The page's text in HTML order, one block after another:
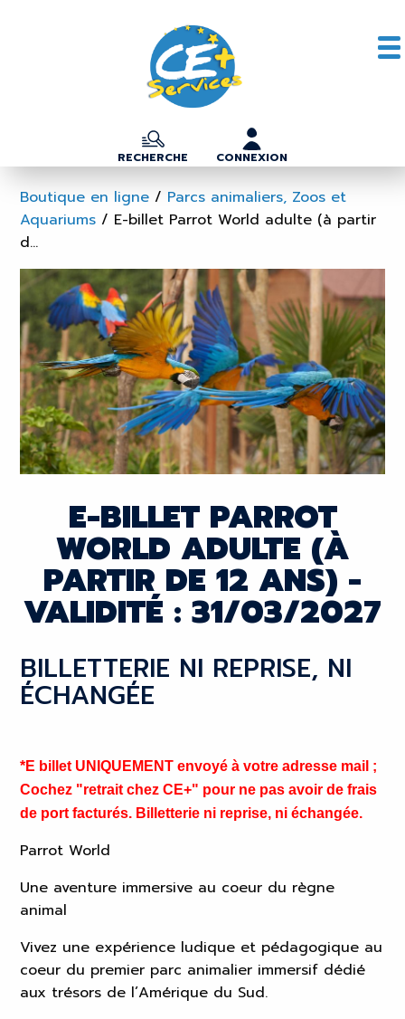
RECHERCHE CONNEXION
Boutique en ligne / Parcs animaliers, Zoos et
Aquariums / E-billet Parrot World adulte (à partir
d...
E-BILLET PARROT
WORLD ADULTE (À
PARTIR DE 12 ANS) -
VALIDITÉ : 31/03/2027
BILLETTERIE NI REPRISE, NI
ÉCHANGÉE
*E billet UNIQUEMENT envoyé à votre adresse mail ;
Cochez "retrait chez CE+" pour ne pas avoir de frais
de port facturés. Billetterie ni reprise, ni échangée.
Parrot World
Une aventure immersive au coeur du règne
animal
Vivez une expérience ludique et pédagogique au
coeur du premier parc animalier immersif dédié
aux trésors de l’Amérique du Sud.